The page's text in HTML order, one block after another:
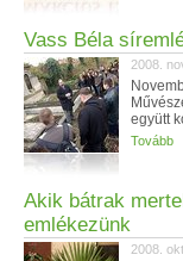
Vass Béla
2008.
együtt
Tovább
Akik bátrak
emlékezünk
2008.